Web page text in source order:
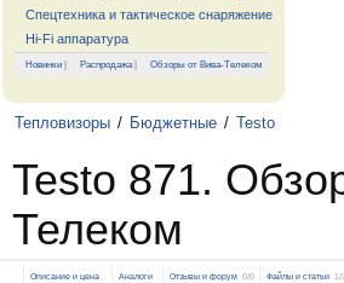
Спецтехника и тактическое снаряжение
Hi-Fi аппаратура
Новинки | Распродажа| Обзоры от Вива-Телеком
Тепловизоры / Бюджетные / Testo
Testo 871.
Телеком
Описание и цена Аналоги Отзывы и форум 0/0 Файлы и статьи 1/